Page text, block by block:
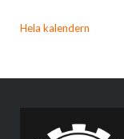
Hela kalendern